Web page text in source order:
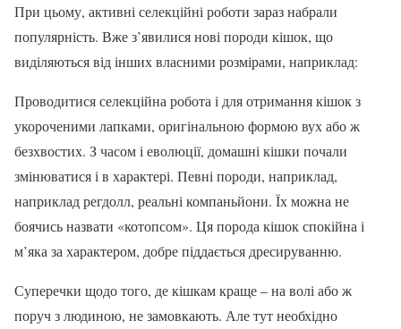
При цьому, активні селекційні роботи зараз набрали
популярність. Вже з’явилися нові породи кішок, що
виділяються від інших власними розмірами, наприклад:
Проводитися селекційна робота і для отримання кішок з
укороченими лапками, оригінальною формою вух або ж
безхвостих. З часом і еволюції, домашні кішки почали
змінюватися і в характері. Певні породи, наприклад,
наприклад регдолл, реальні компаньйони. Їх можна не
боячись назвати «котопсом». Ця порода кішок спокійна і
м’яка за характером, добре піддається дресируванню.
Суперечки щодо того, де кішкам краще – на волі або ж
поруч з людиною, не замовкають. Але тут необхідно